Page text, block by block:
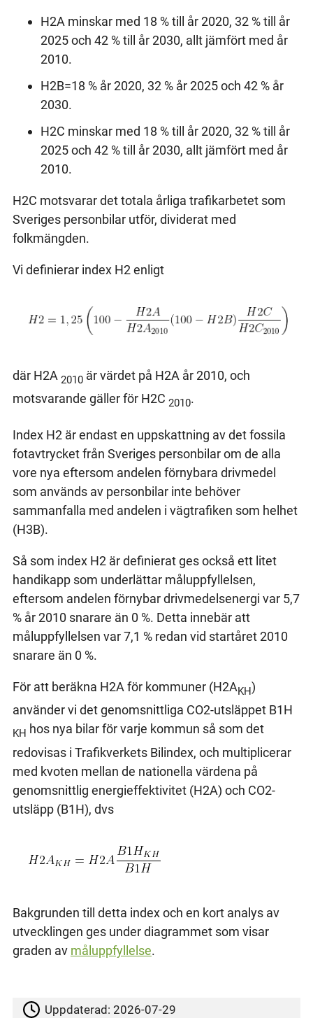
H2A minskar med 18 % till år 2020, 32 % till år
2025 och 42 % till år 2030, allt jämfört med år
2010.
H2B=18 % år 2020, 32 % år 2025 och 42 % år
2030.
H2C minskar med 18 % till år 2020, 32 % till år
2025 och 42 % till år 2030, allt jämfört med år
2010.
H2C motsvarar det totala årliga trafikarbetet som
Sveriges personbilar utför, dividerat med
folkmängden.
Vi definierar index H2 enligt
där H2A 2010är värdet på H2A år 2010, och
motsvarande gäller för H2C 2010.
Index H2 är endast en uppskattning av det fossila
fotavtrycket från Sveriges personbilar om de alla
vore nya eftersom andelen förnybara drivmedel
som används av personbilar inte behöver
sammanfalla med andelen i vägtrafiken som helhet
(H3B).
Så som index H2 är definierat ges också ett litet
handikapp som underlättar måluppfyllelsen,
eftersom andelen förnybar drivmedelsenergi var 5,7
% år 2010 snarare än 0 %. Detta innebär att
måluppfyllelsen var 7,1 % redan vid startåret 2010
snarare än 0 %.
För att beräkna H2A för kommuner (H2AKH)
använder vi det genomsnittliga CO2-utsläppet B1H
KH hos nya bilar för varje kommun så som det
redovisas i Trafikverkets Bilindex, och multiplicerar
med kvoten mellan de nationella värdena på
genomsnittlig energieffektivitet (H2A) och CO2-
utsläpp (B1H), dvs
Bakgrunden till detta index och en kort analys av
utvecklingen ges under diagrammet som visar
graden av måluppfyllelse.
Uppdaterad:2026-07-29